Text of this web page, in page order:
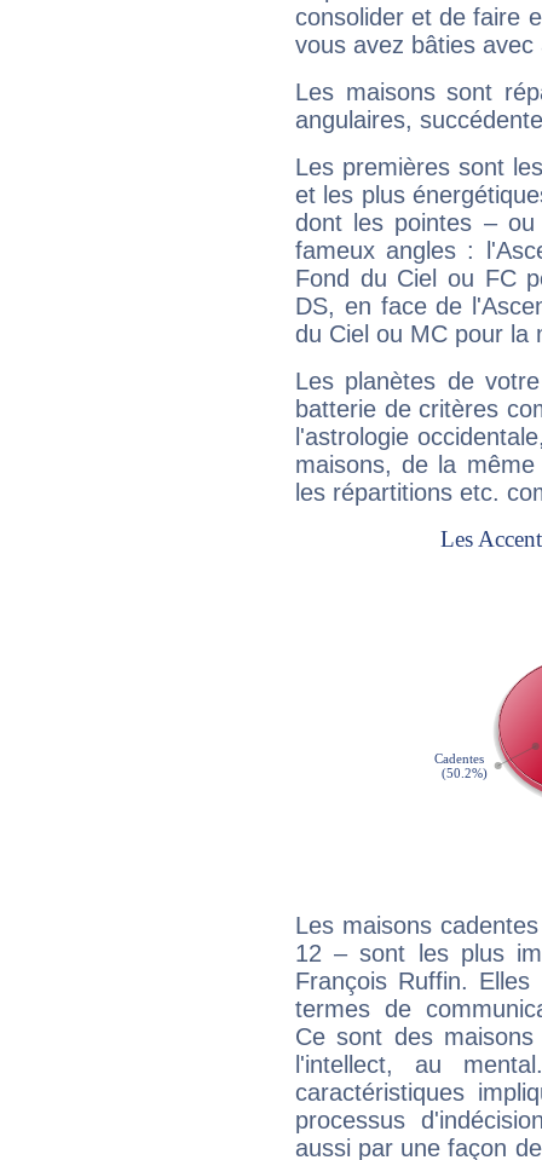
consolider et de faire
vous avez bâties avec
Les maisons sont
angulaires,
Les premières sont
et les plus
dont les pointes –
fameux angles :
Fond du Ciel ou FC
DS, en face de
du Ciel ou MC pour la
Les planètes de
batterie de critères
l'astrologie
maisons, de la
les répartitions etc.
Les maisons
12 – sont les plus
François Ruffin.
termes de
Ce sont des
l'intellect, au
caractéristiques
processus
aussi par une façon